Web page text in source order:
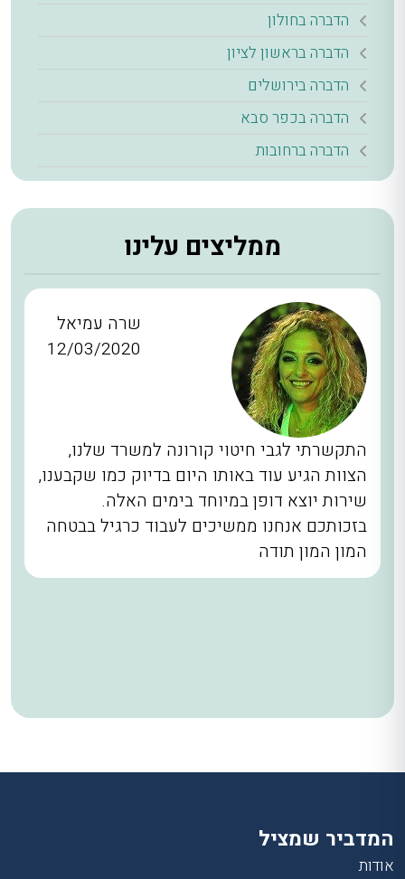
הדברה בחולון
הדברה בראשון לציון
הדברה בירושלים
הדברה בכפר סבא
הדברה ברחובות
ממליצים עלינו
שרה עמיאל
12/03/2020
התקשרתי לגבי חיטוי קורונה למשרד שלנו,
הצוות הגיע עוד באותו היום בדיוק כמו שקבענו,
שירות יוצא דופן במיוחד בימים האלה.
בזכותכם אנחנו ממשיכים לעבוד כרגיל בבטחה
המון המון תודה
המדביר שמציל
אודות